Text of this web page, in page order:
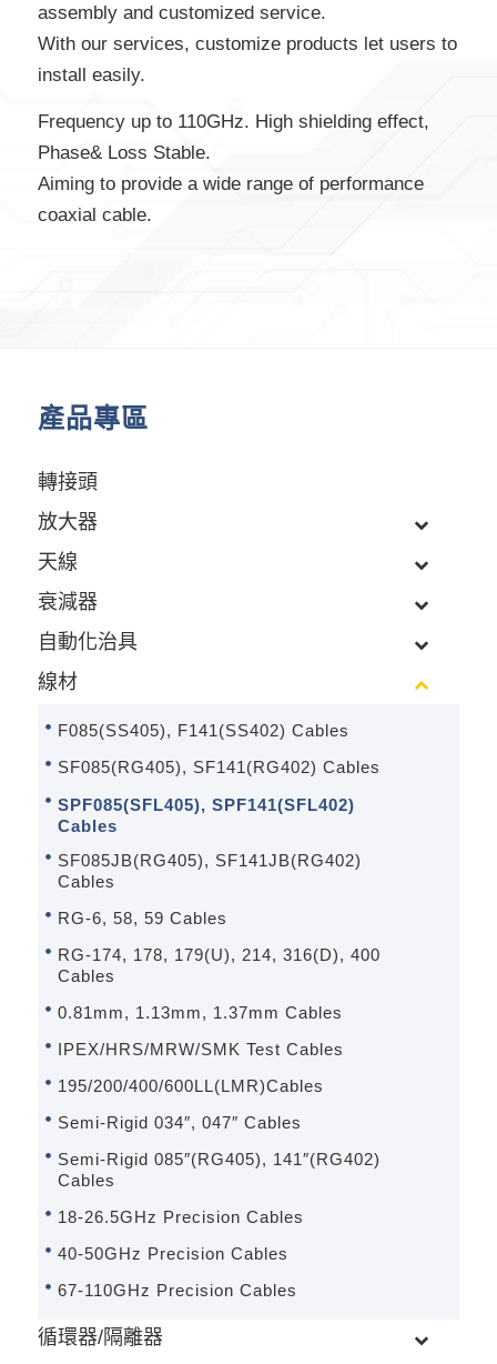
assembly and customized service.
With our services, customize products let users to
install easily.
Frequency up to 110GHz. High shielding effect,
Phase& Loss Stable.
Aiming to provide a wide range of performance
coaxial cable.
產品專區
轉接頭
放大器
天線
衰減器
自動化治具
線材
F085(SS405), F141(SS402) Cables
SF085(RG405), SF141(RG402) Cables
SPF085(SFL405), SPF141(SFL402)
Cables
SF085JB(RG405), SF141JB(RG402)
Cables
RG-6, 58, 59 Cables
RG-174, 178, 179(U), 214, 316(D), 400
Cables
0.81mm, 1.13mm, 1.37mm Cables
IPEX/HRS/MRW/SMK Test Cables
195/200/400/600LL(LMR)Cables
Semi-Rigid 034″, 047″ Cables
Semi-Rigid 085″(RG405), 141″(RG402)
Cables
18-26.5GHz Precision Cables
40-50GHz Precision Cables
67-110GHz Precision Cables
循環器/隔離器